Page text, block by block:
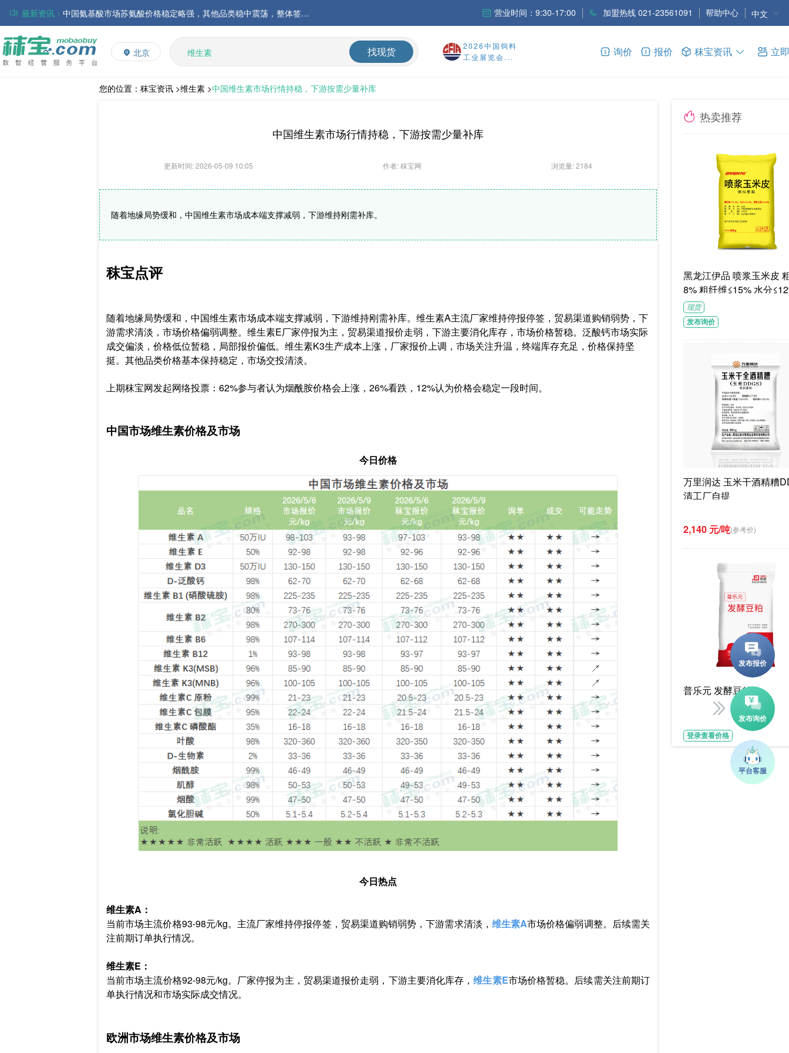
最新资讯：
中国氨基酸市场苏氨酸价格稳定略强，其他品类稳中震荡，整体签单清淡；欧洲物流成本进一步上升
磷酸氢钙市场行情走弱；小苏打和乳清粉市场价格稳定运行
帝斯曼-芬美意发布2026年上半年业绩
巴斯夫集团发布2026年第二季度财务报告
丸红株式会社发布截至2026年6月30日前3个月的合并财务报告
住友化学公布2026财年第一季度业绩
营业时间：9:30-17:00 加盟热线 021-23561091 帮助中心 中文
北京
L-赖氨酸硫酸盐
多维
多矿
维生素
饲料添加剂
找现货
2026中国饲料
工业展览会...
询价 报价 秣宝资讯 立
您的位置： 秣宝资讯 >维生素 >中国维生素市场行情持稳，下游按需少量补库
中国维生素市场行情持稳，下游按需少量补库
更新时间: 2026-05-09 10:05 作者: 秣宝网 浏览量: 2184
随着地缘局势缓和，中国维生素市场成本端支撑减弱，下游维持刚需补库。
秣宝点评
随着地缘局势缓和，中国维生素市场成本端支撑减弱，下游维持刚需补库。维生素A主流厂家维持停报停签，贸易渠道购销弱势，下
游需求清淡，市场价格偏弱调整。维生素E厂家停报为主，贸易渠道报价走弱，下游主要消化库存，市场价格暂稳。泛酸钙市场实际
成交偏淡，价格低位暂稳，局部报价偏低。维生素K3生产成本上涨，厂家报价上调，市场关注升温，终端库存充足，价格保持坚
挺。其他品类价格基本保持稳定，市场交投清淡。
上期秣宝网发起网络投票： 62%参与者认为烟酰胺价格会上涨，26%看跌，12%认为价格会稳定一段时间。
中国市场维生素价格及市场
今日价格
今日热点
维生素A：
当前市场主流价格93-98元/kg。主流厂家维持停报停签，贸易渠道购销弱势，下游需求清淡， 维生素A市场价格偏弱调整。后续需关
注前期订单执行情况。
维生素E：
当前市场主流价格92-98元/kg。厂家停报为主，贸易渠道报价走弱，下游主要消化库存，维生素E市场价格暂稳。后续需关注前期订
单执行情况和市场实际成交情况。
欧洲市场维生素价格及市场
热卖推荐
黑龙江伊品 喷浆玉米皮 粗蛋白≥1
8% 粗纤维≤15% 水分
G/袋饲料级褐色或浅褐
体
现货
发布询价
万里润达 玉米干酒精糟
清工厂自提
2,140 元/吨(参考价)
普乐元 发酵豆粕
登录查看价格